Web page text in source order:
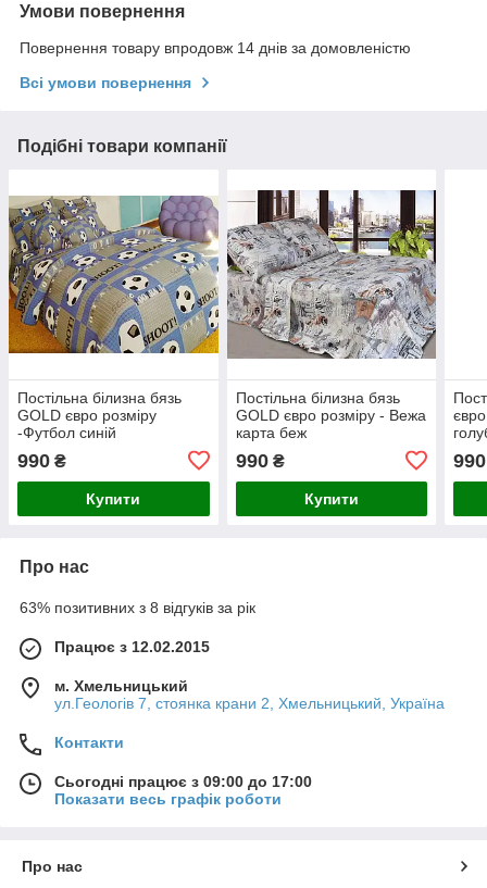
Умови повернення
Повернення товару впродовж 14 днів за домовленістю
Всі умови повернення
Подібні товари компанії
Постільна білизна бязь
GOLD євро розміру
-Футбол синій
990 ₴
Купити
Постільна білизна бязь
GOLD євро розміру - Вежа
карта беж
990₴
Купити
990
Про нас
63% позитивних з 8 відгуків за рік
Працює з 12.02.2015
м. Хмельницький
ул.Геологів 7, стоянка крани 2, Хмельницький, Україна
Контакти
Сьогодні працює з 09:00 до 17:00
Показати весь графік роботи
Про нас